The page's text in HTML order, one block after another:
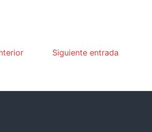
Siguiente entrada